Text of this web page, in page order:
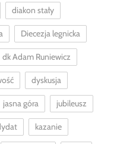
diakon stały
Diecezja legnicka
dk Adam Runiewicz
dyskusja
jasna góra jubileusz
kazanie